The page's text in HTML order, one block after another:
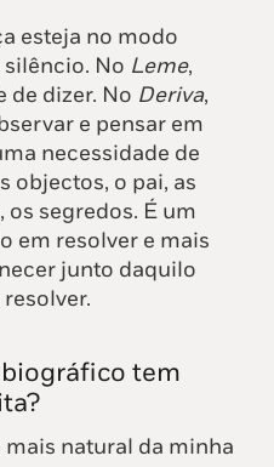
esteja no modo
No Leme,
de dizer. No Deriva,
e pensar em
necessidade de
objectos, o pai, as
segredos. É um
em resolver e mais
junto daquilo
tem
natural da minha